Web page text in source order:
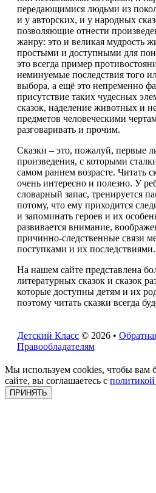
передающимися людьми из
и у авторских, и у народных
позволяющие отнести
жанру: это и великая мудрость
простыми и доступными для
это всегда пример
неминуемые последствия того
выбора, а ещё это непременно
присутствие таких чудесных
сказок, наделение животных и
предметов человеческими
разговаривать и прочим.
Сказки – это, пожалуй, первые
произведения, с которыми
самом раннем возрасте. Читать
очень интересно и полезно. У
словарный запас, тренируется
потому, что ему приходится
и запоминать героев и их
развивается внимание,
причинно-следственные связи
поступками и их последствиями.
На нашем сайте представлена
литературных сказок и сказок
которые доступны детям и их
поэтому читать сказки всегда
Детский Класс © 2026 •
Правообладателям
Мы используем cookies, чтобы вам
сайте, вы соглашаетесь с политикой
ПРИНЯТЬ